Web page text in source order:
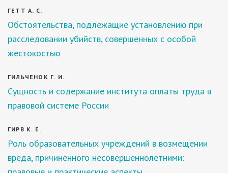
ГЕТТ А. С.
Обстоятельства, подлежащие установлению при
расследовании убийств, совершенных с особой
жестокостью
ГИЛЬЧЕНОК Г. И.
Сущность и содержание института оплаты труда в
правовой системе России
ГИРВ К. Е.
Роль образовательных учреждений в возмещении
вреда, причинённого несовершеннолетними: